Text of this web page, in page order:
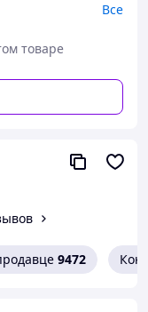
Все
товаре
9472